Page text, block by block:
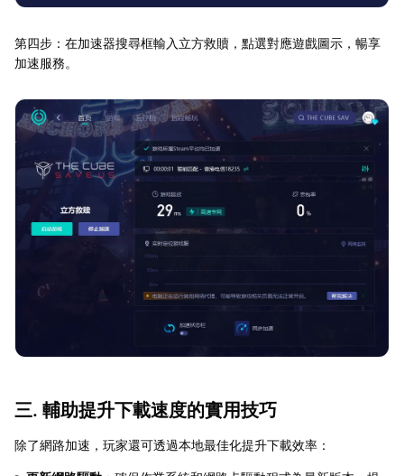
第四步：在加速器搜尋框輸入立方救贖，點選對應遊戲圖示，暢享
加速服務。
三. 輔助提升下載速度的實用技巧
除了網路加速，玩家還可透過本地最佳化提升下載效率：